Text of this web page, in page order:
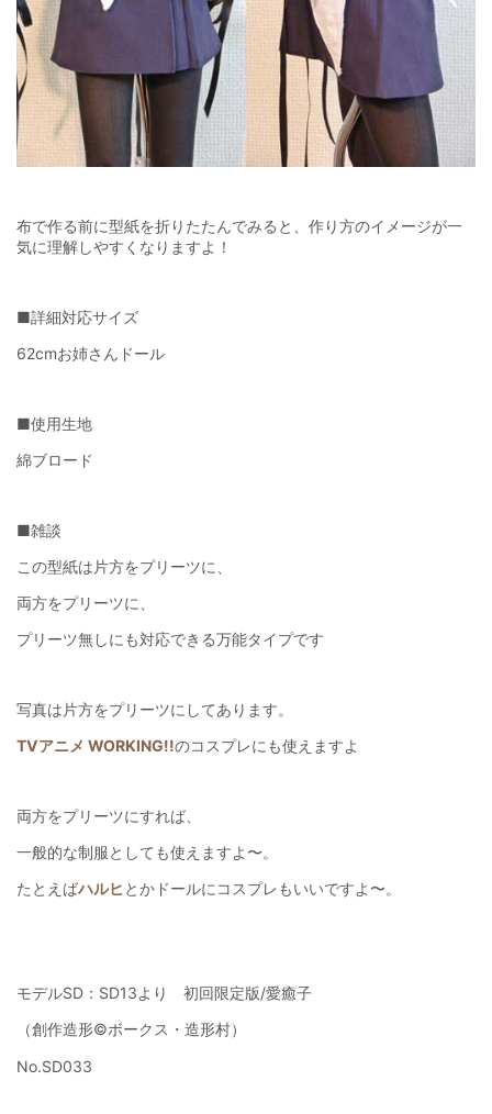
布で作る前に型紙を折りたたんでみると、作り方のイメージが一
気に理解しやすくなりますよ！
■詳細対応サイズ
62cmお姉さんドール
■使用生地
綿ブロード
■雑談
この型紙は片方をプリーツに、
両方をプリーツに、
プリーツ無しにも対応できる万能タイプです
写真は片方をプリーツにしてあります。
TVアニメ WORKING!!のコスプレにも使えますよ
両方をプリーツにすれば、
一般的な制服としても使えますよ〜。
たとえばハルヒ とかドールにコスプレもいいですよ〜。
モデルSD：SD13より 初回限定版/愛癒子
（創作造形©ボークス・造形村）
No.SD033